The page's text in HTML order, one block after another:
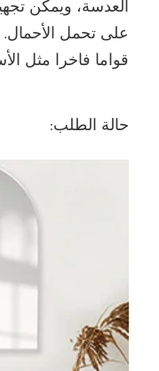
العدسة، ويمكن
على تحمل
قواما فاخرا مثل
حالة الطلب: